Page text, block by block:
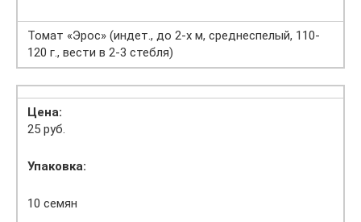
Томат «Эрос» (индет., до 2-х м, среднеспелый, 110-
120 г., вести в 2-3 стебля)
Цена:
25 руб.
Упаковка:
10 семян